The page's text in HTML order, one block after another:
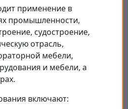
применение в
промышленности,
судостроение,
отрасль,
мебели,
и мебели, а
включают: